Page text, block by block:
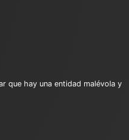
que hay una entidad malévola y